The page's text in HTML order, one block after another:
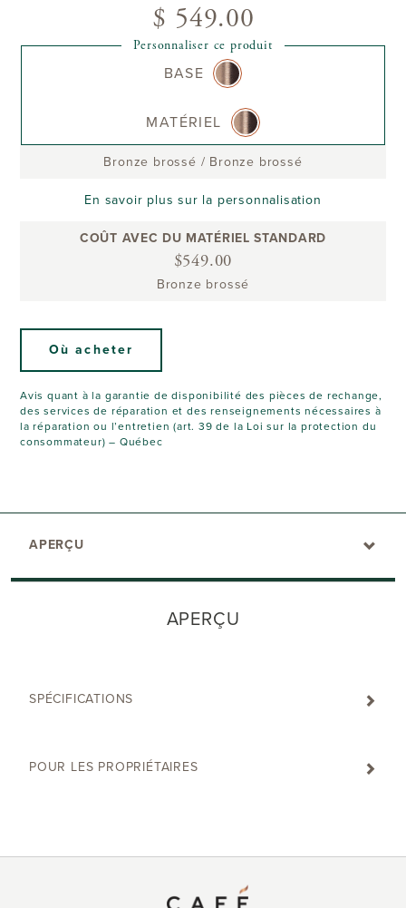
$ 549.00
Personnaliser ce produit
BASE
MATÉRIEL
Bronze brossé / Bronze brossé
En savoir plus sur la personnalisation
COÛT AVEC DU MATÉRIEL STANDARD
$549.00
Bronze brossé
Où acheter
Avis quant à la garantie de disponibilité des pièces de rechange,
des services de réparation et des renseignements nécessaires à
la réparation ou l’entretien (art. 39 de la Loi sur la protection du
consommateur) – Québec
APERÇU
APERÇU
SPÉCIFICATIONS
POUR LES PROPRIÉTAIRES